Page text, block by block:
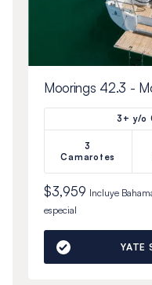
Moorings 42.3 -
3+ y/o
3
Camarotes
$3,959 Incluye
especial
YATE